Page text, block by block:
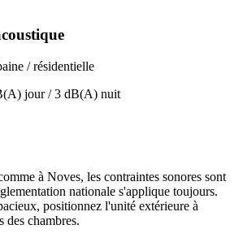
/ résidentielle
jour /3 dB(A) nuit
à Noves, les contraintes sonores sont
nationale s'applique toujours.
positionnez l'unité extérieure à
des chambres.